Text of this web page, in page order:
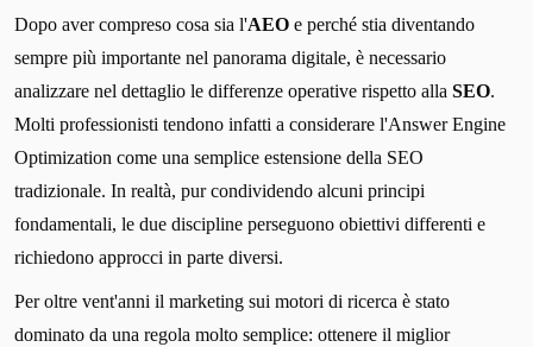
Dopo aver compreso cosa sia l'AEO e perché stia diventando
sempre più importante nel panorama digitale, è necessario
analizzare nel dettaglio le differenze operative rispetto alla SEO.
Molti professionisti tendono infatti a considerare l'Answer Engine
Optimization come una semplice estensione della SEO
tradizionale. In realtà, pur condividendo alcuni principi
fondamentali, le due discipline perseguono obiettivi differenti e
richiedono approcci in parte diversi.
Per oltre vent'anni il marketing sui motori di ricerca è stato
dominato da una regola molto semplice: ottenere il miglior